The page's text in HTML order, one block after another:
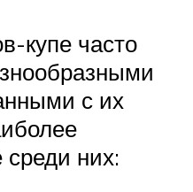
купе часто
с их
среди них: